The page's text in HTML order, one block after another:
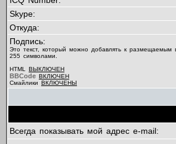
Skype:
Откуда:
Подпись:
Это текст, который можно добавлять к
255 символами.
HTML ВЫКЛЮЧЕН
BBCode ВКЛЮЧЕН
Смайлики ВКЛЮЧЕНЫ
Всегда показывать мой адрес e-mail: